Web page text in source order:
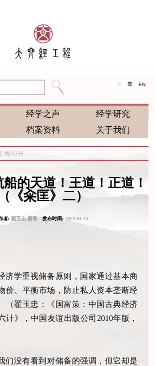
简 繁 EN
经学之声
经学研究
档案资料 关于我们
/逸周书
的天道！王道！正道！
（《籴匡》二）
者: 翟玉忠 蔡青发布时间: 2023-03-23
济学重视储备原则，国家通过基本商
价、平衡市场，防止私人资本垄断经
（翟玉忠：《国富策：中国古典经济
计》，中国友谊出版公司 2010年版，
们没有看到对储备的强调，但它却是